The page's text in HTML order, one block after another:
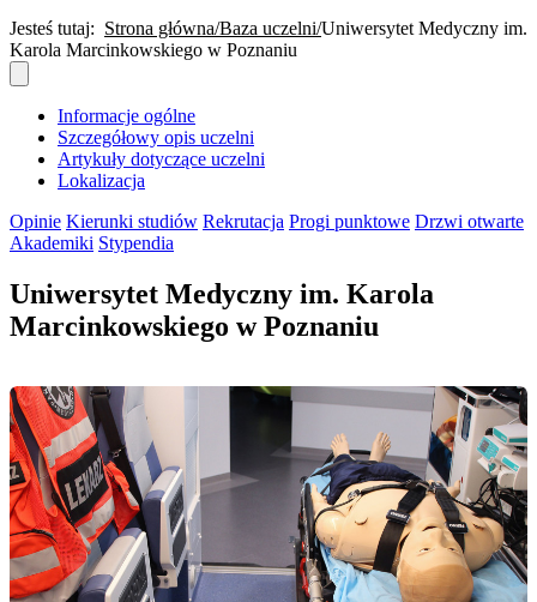
Jesteś tutaj: Strona główna Baza uczelni Uniwersytet Medyczny im.
Karola Marcinkowskiego w Poznaniu
Informacje ogólne
Szczegółowy opis uczelni
Artykuły dotyczące uczelni
Lokalizacja
Opinie Kierunki studiów Rekrutacja Progi punktowe Drzwi otwarte
Akademiki Stypendia
Uniwersytet Medyczny im. Karola
Marcinkowskiego w Poznaniu